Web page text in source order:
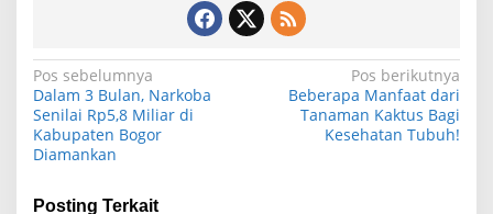
N
a
v
g
Pos sebelumnya
Dalam 3 Bulan, Narkoba
Senilai Rp5,8 Miliar di
Kabupaten Bogor
Diamankan
Pos berikutnya
Beberapa Manfaat dari
Tanaman Kaktus Bagi
Kesehatan Tubuh!
Posting Terkait